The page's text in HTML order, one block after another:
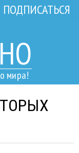
мира!
ПОДПИСАТЬСЯ